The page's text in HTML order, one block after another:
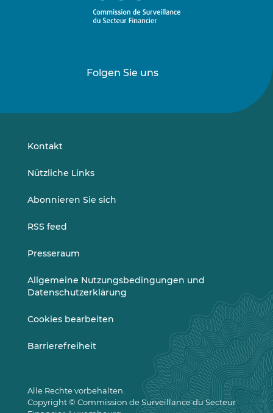
Folgen Sie uns
uns
uns
Kontakt
Nützliche Links
Abonnieren Sie sich
RSS feed
Presseraum
Allgemeine Nutzungsbedingungen und
Datenschutzerklärung
Cookies bearbeiten
Barrierefreiheit
Alle Rechte vorbehalten.
Copyright © Commission de Surveillance du Secteur